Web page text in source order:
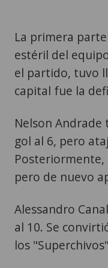
La primera
estéril del
el partido, tuvo
capital fue la
Nelson
gol al 6, pero
pero de nuevo
Alessandro
al 10. Se
los